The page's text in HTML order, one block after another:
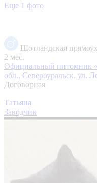
Еще 1 фото
Шотландская
2 мес.
Официальный питомник
обл., Североуральск, ул.
Договорная
Татьяна
Заводчик